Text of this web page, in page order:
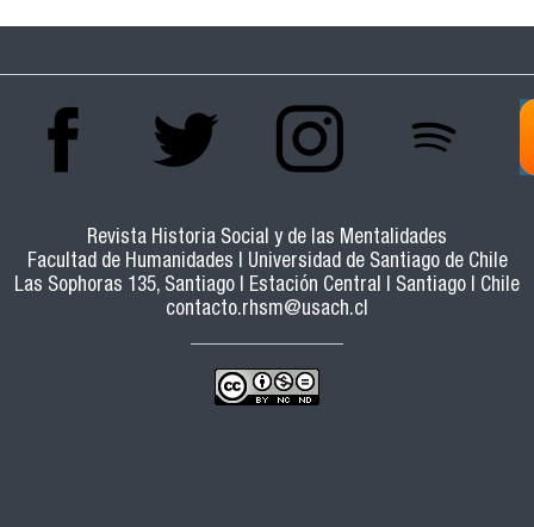
Revista Historia Social y de las Mentalidades
Facultad de Humanidades | Universidad de Santiago de Chile
Las Sophoras 135, Santiago | Estación Central | Santiago | Chile
contacto.rhsm@usach.cl